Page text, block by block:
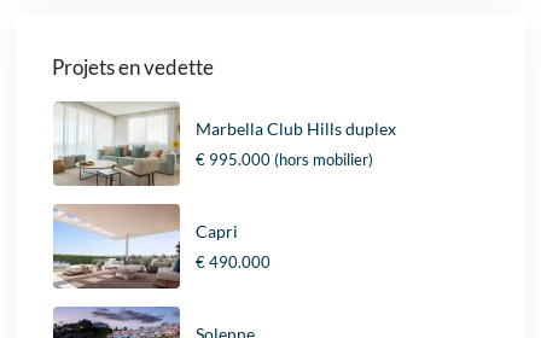
Projets en vedette
Marbella Club Hills duplex
€ 995.000(hors mobilier)
Capri
€ 490.000
Solenne